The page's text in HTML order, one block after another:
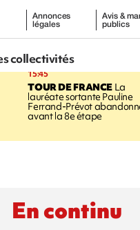
Annonces
légales
Avis &
publics
collectivités
15:45
TOUR DE FRANCELa
lauréate sortante Pauline
Ferrand-Prévot
avant la 8e étape
En continu